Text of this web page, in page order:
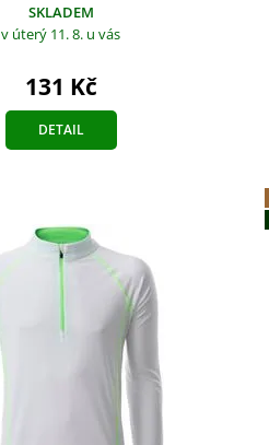
SKLADEM
v úterý 11. 8. u vás
131 Kč
DETAIL